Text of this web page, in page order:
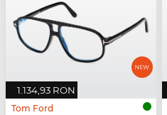
1.134,93 RON
Tom Ford